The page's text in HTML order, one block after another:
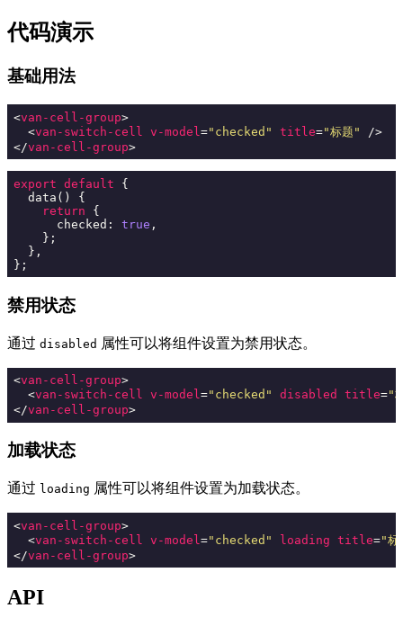
代码演示
基础用法
<van-cell-group>
<van-switch-cell v-model ="checked" title="标题" />
</van-cell-group>
export default {
  data() {
return {
      checked:
true ,
    };
  },
禁用状态
通过 disabled 属性可以将组件设置为禁用状态。
<van-cell-group>
<van-switch-cell v-model="checked" disabled title="
</van-cell-group>
加载状态
通过 loading 属性可以将组件设置为加载状态。
<van-cell-group>
<van-switch-cell v-model ="checked" loading title="标
</van-cell-group>
API